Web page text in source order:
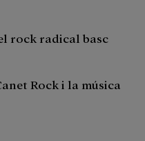
rock radical basc
Rock i la música